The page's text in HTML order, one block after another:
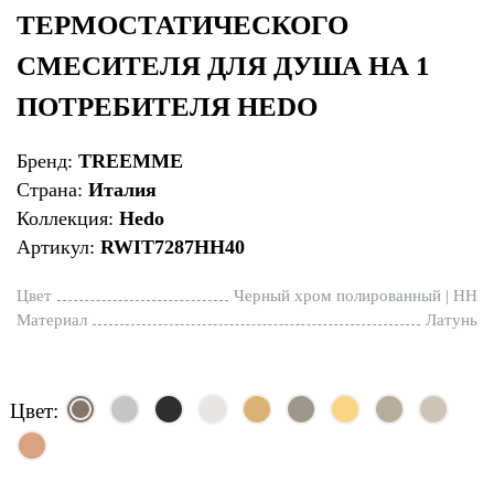
ТЕРМОСТАТИЧЕСКОГО
СМЕСИТЕЛЯ ДЛЯ ДУША НА 1
ПОТРЕБИТЕЛЯ HEDO
Бренд: TREEMME
Страна: Италия
Коллекция: Hedo
Артикул: RWIT7287HH40
Цвет
Черный хром полированный | HH
Материал
Латунь
Цвет: